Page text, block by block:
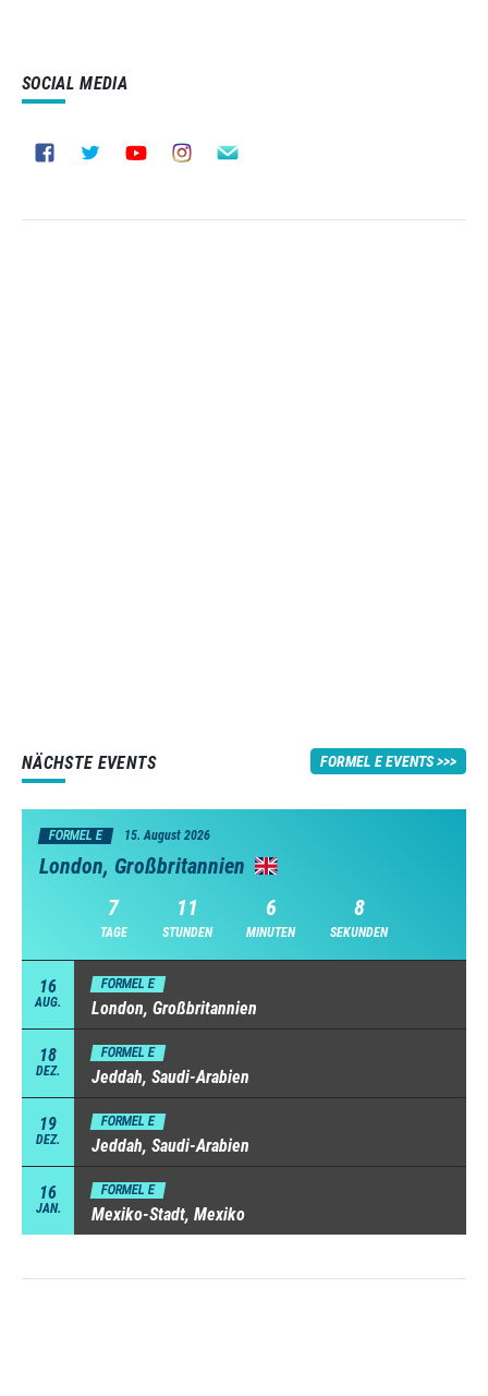
SOCIAL MEDIA
NÄCHSTE EVENTS FORMEL E EVENTS
FORMEL E 15. August 2026
London, Großbritannien
7
TAGE
11
STUNDEN
6
MINUTEN
7
SEKUNDEN
16
AUG.
FORMEL E
London, Großbritannien
18
DEZ.
FORMEL E
Jeddah, Saudi-Arabien
19
DEZ.
FORMEL E
Jeddah, Saudi-Arabien
16
JAN.
FORMEL E
Mexiko-Stadt, Mexiko